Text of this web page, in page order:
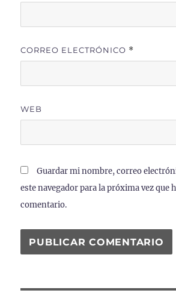
CORREO ELECTRÓNICO *
WEB
Guardar mi nombre, correo
este navegador para la próxima vez que
comentario.